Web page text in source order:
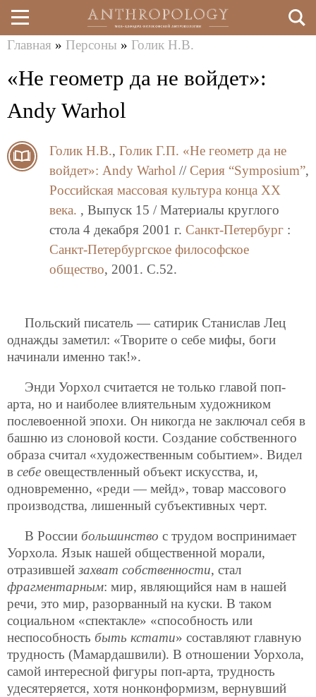
Перейти
к
основному
здесь
Главная » Персоны » Голик Н.В.
«Не геометр да не войдет»:
Andy Warhol
Голик Н.В., Голик Г.П. «Не геометр да не
войдет»: Andy Warhol // Серия “Symposium”,
Российская массовая культура конца XX
века. , Выпуск 15 / Материалы круглого
стола 4 декабря 2001 г. Санкт-Петербург :
Санкт-Петербургское философское
общество, 2001. C.52.
Польский писатель — сатирик Станислав Лец
однажды заметил: «Творите о себе мифы, боги
начинали именно так!».
Энди Уорхол считается не только главой поп-
арта, но и наиболее влиятельным художником
послевоенной эпохи. Он никогда не заключал себя в
башню из слоновой кости. Создание собственного
образа считал «художественным событием». Видел
в себе овеществленный объект искусства, и,
одновременно, «реди — мейд», товар массового
производства, лишенный субъективных черт.
В России большинство с трудом воспринимает
Уорхола. Язык нашей общественной морали,
отразившей захват собственности, стал
фрагментарным: мир, являющийся нам в нашей
речи, это мир, разорванный на куски. В таком
социальном «спектакле» «способность или
неспособность быть кстати» составляют главную
трудность (Мамардашвили). В отношении Уорхола,
самой интересной фигуры поп-арта, трудность
удесятеряется, хотя нонконформизм, вернувший